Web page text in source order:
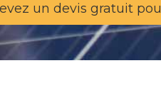
un devis gratuit